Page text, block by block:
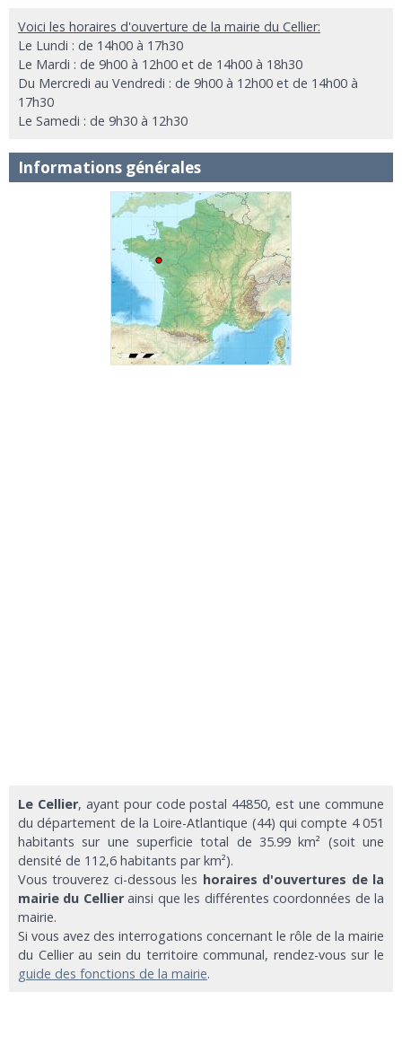
Voici les horaires d'ouverture de la mairie du Cellier:
Le Lundi : de 14h00 à 17h30
Le Mardi : de 9h00 à 12h00 et de 14h00 à 18h30
Du Mercredi au Vendredi : de 9h00 à 12h00 et de 14h00 à
17h30
Le Samedi : de 9h30 à 12h30
Informations générales
Le Cellier, ayant pour code postal 44850, est une commune
du département de la Loire-Atlantique (44) qui compte 4 051
habitants sur une superficie total de 35.99 km² (soit une
densité de 112,6 habitants par km²).
Vous trouverez ci-dessous les horaires d'ouvertures de la
mairie du Cellierainsi que les différentes coordonnées de la
mairie.
Si vous avez des interrogations concernant le rôle de la mairie
du Cellier au sein du territoire communal, rendez-vous sur le
guide des fonctions de la mairie.